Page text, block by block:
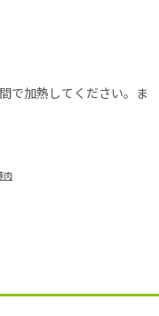
で加熱してください。ま
肉